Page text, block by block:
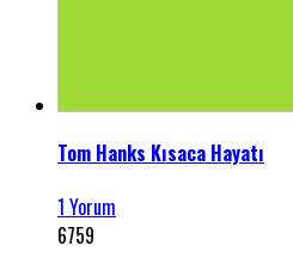
Tom Hanks Kısaca Hayatı
1 Yorum
6759